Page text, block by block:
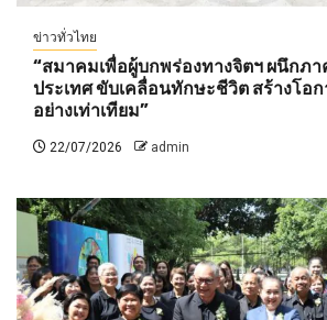
ข่าวทั่วไทย
“สมาคมเพื่อผู้บกพร่องทางจิตฯ ผนึกภ
ประเทศ ขับเคลื่อนทักษะชีวิต สร้างโอ
อย่างเท่าเทียม”
22/07/2026 admin